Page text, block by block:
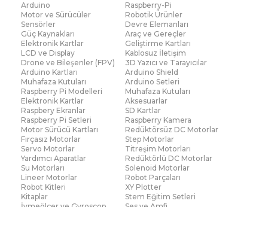
Arduino
Raspberry-Pi
Motor ve Sürücüler
Robotik Ürünler
Sensörler
Devre Elemanları
Güç Kaynakları
Araç ve Gereçler
Elektronik Kartlar
Geliştirme Kartları
LCD ve Display
Kablosuz İletişim
Drone ve Bileşenler (FPV)
3D Yazıcı ve Tarayıcılar
Arduino Kartları
Arduino Shield
Muhafaza Kutuları
Arduino Setleri
Raspberry Pi Modelleri
Muhafaza Kutuları
Elektronik Kartlar
Aksesuarlar
Raspbery Ekranlar
SD Kartlar
Raspberry Pi Setleri
Raspberry Kamera
Motor Sürücü Kartları
Redüktörsüz DC Motorlar
Fırçasız Motorlar
Step Motorlar
Servo Motorlar
Titreşim Motorları
Yardımcı Aparatlar
Redüktörlü DC Motorlar
Su Motorları
Solenoid Motorlar
Lineer Motorlar
Robot Parçaları
Robot Kitleri
XY Plotter
Kitaplar
Stem Eğitim Setleri
İvmeölçer ve Gyroscop
Ses ve Amfi